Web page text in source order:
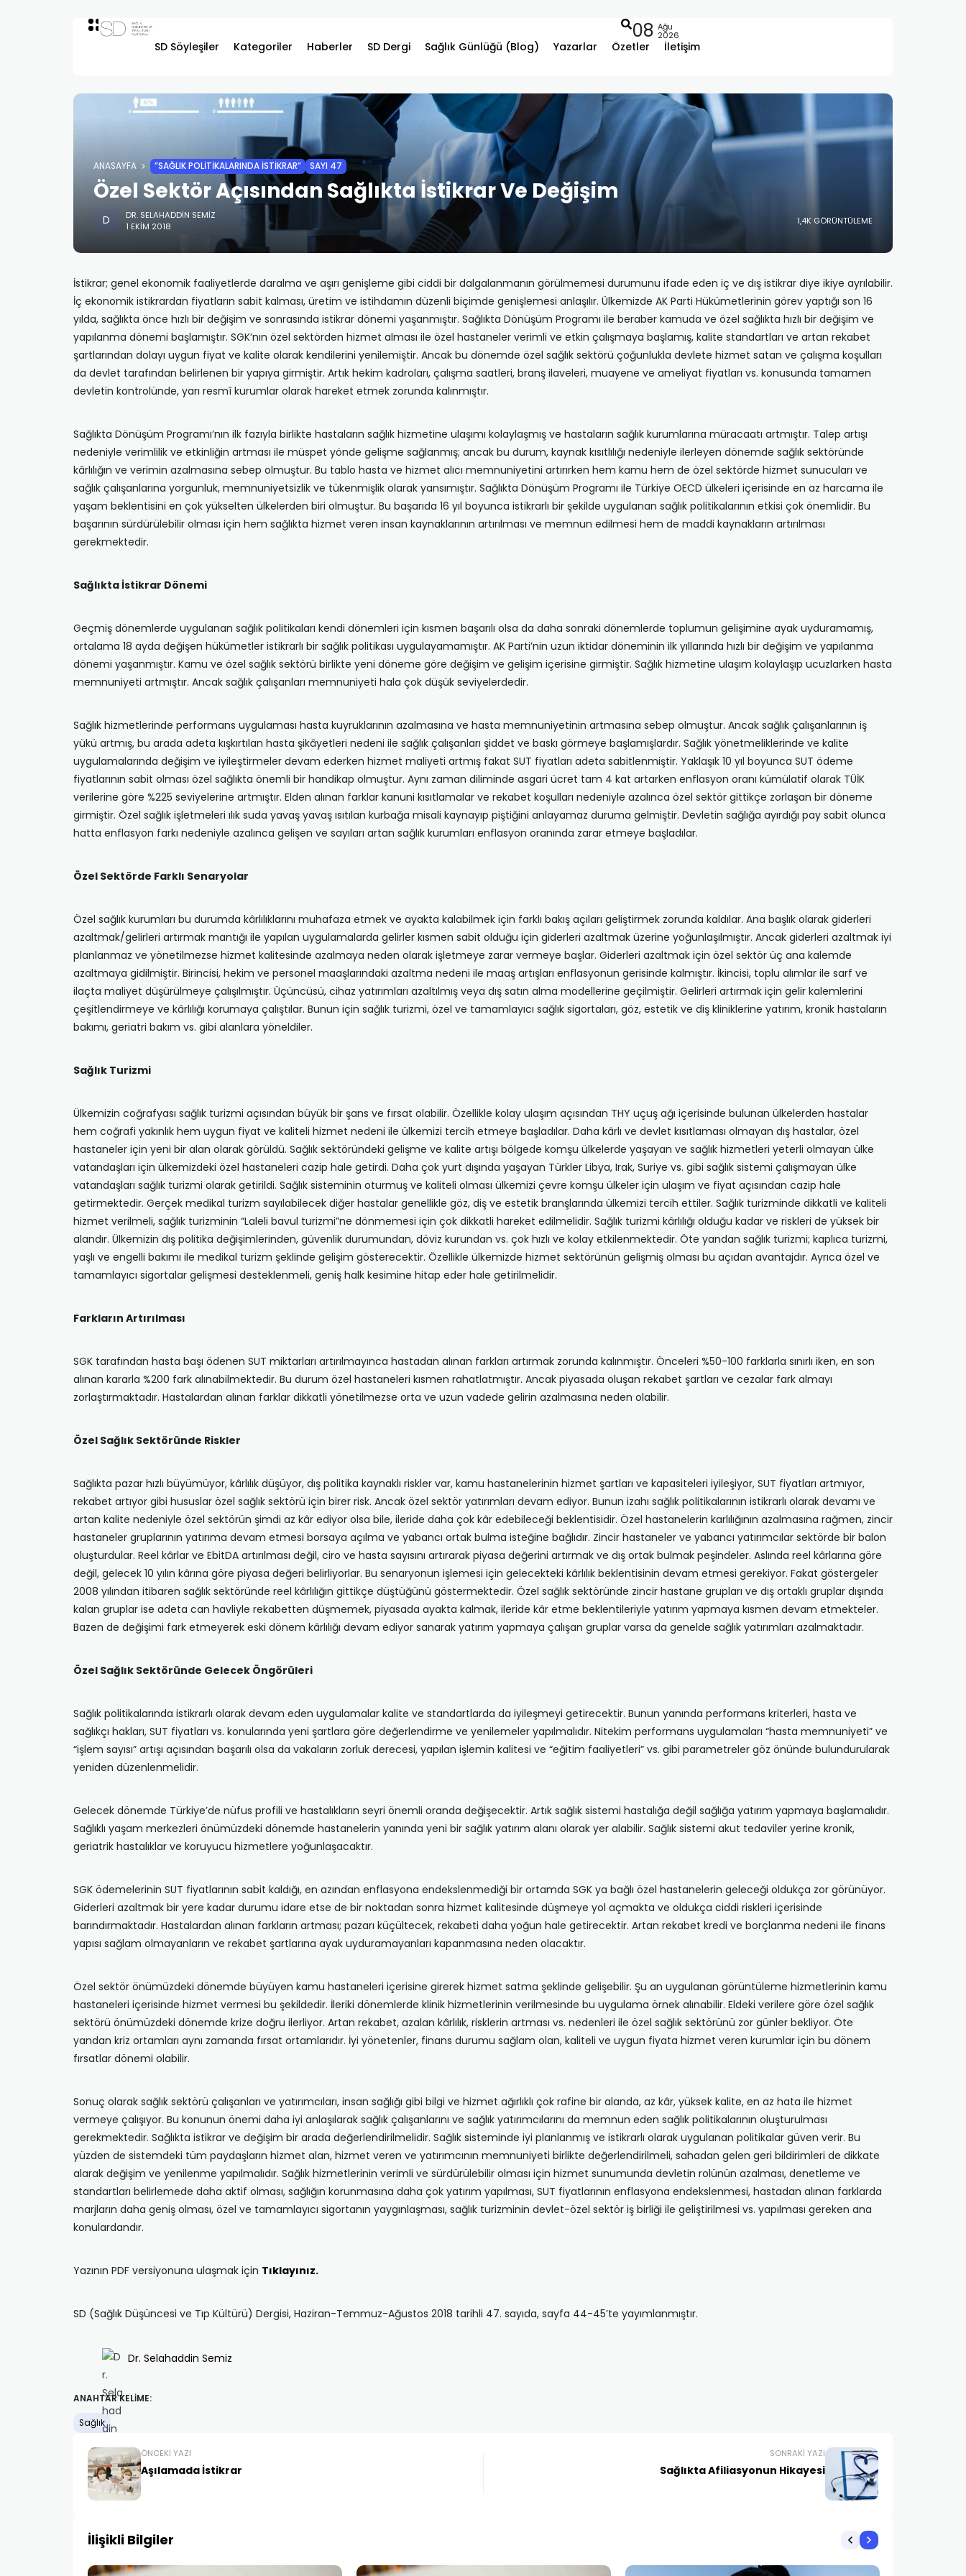
SD Söyleşiler Kategoriler Haberler SD Dergi Sağlık Günlüğü (Blog) Yazarlar Özetler İletişim
08 Ağu
2026
ANASAYFA ”SAĞLIK POLITIKALARINDA İSTIKRAR” SAYI 47
Özel Sektör Açısından Sağlıkta İstikrar Ve Değişim
DR. SELAHADDIN SEMIZ
1 EKIM 2018
1,4K GÖRÜNTÜLEME
İstikrar; genel ekonomik faaliyetlerde daralma ve aşırı genişleme gibi ciddi bir dalgalanmanın görülmemesi durumunu ifade eden iç ve dış istikrar diye ikiye ayrılabilir.
İç ekonomik istikrardan fiyatların sabit kalması, üretim ve istihdamın düzenli biçimde genişlemesi anlaşılır. Ülkemizde AK Parti Hükümetlerinin görev yaptığı son 16
yılda, sağlıkta önce hızlı bir değişim ve sonrasında istikrar dönemi yaşanmıştır. Sağlıkta Dönüşüm Programı ile beraber kamuda ve özel sağlıkta hızlı bir değişim ve
yapılanma dönemi başlamıştır. SGK’nın özel sektörden hizmet alması ile özel hastaneler verimli ve etkin çalışmaya başlamış, kalite standartları ve artan rekabet
şartlarından dolayı uygun fiyat ve kalite olarak kendilerini yenilemiştir. Ancak bu dönemde özel sağlık sektörü çoğunlukla devlete hizmet satan ve çalışma koşulları
da devlet tarafından belirlenen bir yapıya girmiştir. Artık hekim kadroları, çalışma saatleri, branş ilaveleri, muayene ve ameliyat fiyatları vs. konusunda tamamen
devletin kontrolünde, yarı resmî kurumlar olarak hareket etmek zorunda kalınmıştır.
Sağlıkta Dönüşüm Programı’nın ilk fazıyla birlikte hastaların sağlık hizmetine ulaşımı kolaylaşmış ve hastaların sağlık kurumlarına müracaatı artmıştır. Talep artışı
nedeniyle verimlilik ve etkinliğin artması ile müspet yönde gelişme sağlanmış; ancak bu durum, kaynak kısıtlılığı nedeniyle ilerleyen dönemde sağlık sektöründe
kârlılığın ve verimin azalmasına sebep olmuştur. Bu tablo hasta ve hizmet alıcı memnuniyetini artırırken hem kamu hem de özel sektörde hizmet sunucuları ve
sağlık çalışanlarına yorgunluk, memnuniyetsizlik ve tükenmişlik olarak yansımıştır. Sağlıkta Dönüşüm Programı ile Türkiye OECD ülkeleri içerisinde en az harcama ile
yaşam beklentisini en çok yükselten ülkelerden biri olmuştur. Bu başarıda 16 yıl boyunca istikrarlı bir şekilde uygulanan sağlık politikalarının etkisi çok önemlidir. Bu
başarının sürdürülebilir olması için hem sağlıkta hizmet veren insan kaynaklarının artırılması ve memnun edilmesi hem de maddi kaynakların artırılması
gerekmektedir.
Sağlıkta İstikrar Dönemi
Geçmiş dönemlerde uygulanan sağlık politikaları kendi dönemleri için kısmen başarılı olsa da daha sonraki dönemlerde toplumun gelişimine ayak uyduramamış,
ortalama 18 ayda değişen hükümetler istikrarlı bir sağlık politikası uygulayamamıştır. AK Parti’nin uzun iktidar döneminin ilk yıllarında hızlı bir değişim ve yapılanma
dönemi yaşanmıştır. Kamu ve özel sağlık sektörü birlikte yeni döneme göre değişim ve gelişim içerisine girmiştir. Sağlık hizmetine ulaşım kolaylaşıp ucuzlarken hasta
memnuniyeti artmıştır. Ancak sağlık çalışanları memnuniyeti hala çok düşük seviyelerdedir.
Sağlık hizmetlerinde performans uygulaması hasta kuyruklarının azalmasına ve hasta memnuniyetinin artmasına sebep olmuştur. Ancak sağlık çalışanlarının iş
yükü artmış, bu arada adeta kışkırtılan hasta şikâyetleri nedeni ile sağlık çalışanları şiddet ve baskı görmeye başlamışlardır. Sağlık yönetmeliklerinde ve kalite
uygulamalarında değişim ve iyileştirmeler devam ederken hizmet maliyeti artmış fakat SUT fiyatları adeta sabitlenmiştir. Yaklaşık 10 yıl boyunca SUT ödeme
fiyatlarının sabit olması özel sağlıkta önemli bir handikap olmuştur. Aynı zaman diliminde asgari ücret tam 4 kat artarken enflasyon oranı kümülatif olarak TÜİK
verilerine göre %225 seviyelerine artmıştır. Elden alınan farklar kanuni kısıtlamalar ve rekabet koşulları nedeniyle azalınca özel sektör gittikçe zorlaşan bir döneme
girmiştir. Özel sağlık işletmeleri ılık suda yavaş yavaş ısıtılan kurbağa misali kaynayıp piştiğini anlayamaz duruma gelmiştir. Devletin sağlığa ayırdığı pay sabit olunca
hatta enflasyon farkı nedeniyle azalınca gelişen ve sayıları artan sağlık kurumları enflasyon oranında zarar etmeye başladılar.
Özel Sektörde Farklı Senaryolar
Özel sağlık kurumları bu durumda kârlılıklarını muhafaza etmek ve ayakta kalabilmek için farklı bakış açıları geliştirmek zorunda kaldılar. Ana başlık olarak giderleri
azaltmak/gelirleri artırmak mantığı ile yapılan uygulamalarda gelirler kısmen sabit olduğu için giderleri azaltmak üzerine yoğunlaşılmıştır. Ancak giderleri azaltmak iyi
planlanmaz ve yönetilmezse hizmet kalitesinde azalmaya neden olarak işletmeye zarar vermeye başlar. Giderleri azaltmak için özel sektör üç ana kalemde
azaltmaya gidilmiştir. Birincisi, hekim ve personel maaşlarındaki azaltma nedeni ile maaş artışları enflasyonun gerisinde kalmıştır. İkincisi, toplu alımlar ile sarf ve
ilaçta maliyet düşürülmeye çalışılmıştır. Üçüncüsü, cihaz yatırımları azaltılmış veya dış satın alma modellerine geçilmiştir. Gelirleri artırmak için gelir kalemlerini
çeşitlendirmeye ve kârlılığı korumaya çalıştılar. Bunun için sağlık turizmi, özel ve tamamlayıcı sağlık sigortaları, göz, estetik ve diş kliniklerine yatırım, kronik hastaların
bakımı, geriatri bakım vs. gibi alanlara yöneldiler.
Sağlık Turizmi
Ülkemizin coğrafyası sağlık turizmi açısından büyük bir şans ve fırsat olabilir. Özellikle kolay ulaşım açısından THY uçuş ağı içerisinde bulunan ülkelerden hastalar
hem coğrafi yakınlık hem uygun fiyat ve kaliteli hizmet nedeni ile ülkemizi tercih etmeye başladılar. Daha kârlı ve devlet kısıtlaması olmayan dış hastalar, özel
hastaneler için yeni bir alan olarak görüldü. Sağlık sektöründeki gelişme ve kalite artışı bölgede komşu ülkelerde yaşayan ve sağlık hizmetleri yeterli olmayan ülke
vatandaşları için ülkemizdeki özel hastaneleri cazip hale getirdi. Daha çok yurt dışında yaşayan Türkler Libya, Irak, Suriye vs. gibi sağlık sistemi çalışmayan ülke
vatandaşları sağlık turizmi olarak getirildi. Sağlık sisteminin oturmuş ve kaliteli olması ülkemizi çevre komşu ülkeler için ulaşım ve fiyat açısından cazip hale
getirmektedir. Gerçek medikal turizm sayılabilecek diğer hastalar genellikle göz, diş ve estetik branşlarında ülkemizi tercih ettiler. Sağlık turizminde dikkatli ve kaliteli
hizmet verilmeli, sağlık turizminin “Laleli bavul turizmi”ne dönmemesi için çok dikkatli hareket edilmelidir. Sağlık turizmi kârlılığı olduğu kadar ve riskleri de yüksek bir
alandır. Ülkemizin dış politika değişimlerinden, güvenlik durumundan, döviz kurundan vs. çok hızlı ve kolay etkilenmektedir. Öte yandan sağlık turizmi; kaplıca turizmi,
yaşlı ve engelli bakımı ile medikal turizm şeklinde gelişim gösterecektir. Özellikle ülkemizde hizmet sektörünün gelişmiş olması bu açıdan avantajdır. Ayrıca özel ve
tamamlayıcı sigortalar gelişmesi desteklenmeli, geniş halk kesimine hitap eder hale getirilmelidir.
Farkların Artırılması
SGK tarafından hasta başı ödenen SUT miktarları artırılmayınca hastadan alınan farkları artırmak zorunda kalınmıştır. Önceleri %50-100 farklarla sınırlı iken, en son
alınan kararla %200 fark alınabilmektedir. Bu durum özel hastaneleri kısmen rahatlatmıştır. Ancak piyasada oluşan rekabet şartları ve cezalar fark almayı
zorlaştırmaktadır. Hastalardan alınan farklar dikkatli yönetilmezse orta ve uzun vadede gelirin azalmasına neden olabilir.
Özel Sağlık Sektöründe Riskler
Sağlıkta pazar hızlı büyümüyor, kârlılık düşüyor, dış politika kaynaklı riskler var, kamu hastanelerinin hizmet şartları ve kapasiteleri iyileşiyor, SUT fiyatları artmıyor,
rekabet artıyor gibi hususlar özel sağlık sektörü için birer risk. Ancak özel sektör yatırımları devam ediyor. Bunun izahı sağlık politikalarının istikrarlı olarak devamı ve
artan kalite nedeniyle özel sektörün şimdi az kâr ediyor olsa bile, ileride daha çok kâr edebileceği beklentisidir. Özel hastanelerin karlılığının azalmasına rağmen, zincir
hastaneler gruplarının yatırıma devam etmesi borsaya açılma ve yabancı ortak bulma isteğine bağlıdır. Zincir hastaneler ve yabancı yatırımcılar sektörde bir balon
oluşturdular. Reel kârlar ve EbitDA artırılması değil, ciro ve hasta sayısını artırarak piyasa değerini artırmak ve dış ortak bulmak peşindeler. Aslında reel kârlarına göre
değil, gelecek 10 yılın kârına göre piyasa değeri belirliyorlar. Bu senaryonun işlemesi için gelecekteki kârlılık beklentisinin devam etmesi gerekiyor. Fakat göstergeler
2008 yılından itibaren sağlık sektöründe reel kârlılığın gittikçe düştüğünü göstermektedir. Özel sağlık sektöründe zincir hastane grupları ve dış ortaklı gruplar dışında
kalan gruplar ise adeta can havliyle rekabetten düşmemek, piyasada ayakta kalmak, ileride kâr etme beklentileriyle yatırım yapmaya kısmen devam etmekteler.
Bazen de değişimi fark etmeyerek eski dönem kârlılığı devam ediyor sanarak yatırım yapmaya çalışan gruplar varsa da genelde sağlık yatırımları azalmaktadır.
Özel Sağlık Sektöründe Gelecek Öngörüleri
Sağlık politikalarında istikrarlı olarak devam eden uygulamalar kalite ve standartlarda da iyileşmeyi getirecektir. Bunun yanında performans kriterleri, hasta ve
sağlıkçı hakları, SUT fiyatları vs. konularında yeni şartlara göre değerlendirme ve yenilemeler yapılmalıdır. Nitekim performans uygulamaları “hasta memnuniyeti” ve
“işlem sayısı” artışı açısından başarılı olsa da vakaların zorluk derecesi, yapılan işlemin kalitesi ve “eğitim faaliyetleri” vs. gibi parametreler göz önünde bulundurularak
yeniden düzenlenmelidir.
Gelecek dönemde Türkiye’de nüfus profili ve hastalıkların seyri önemli oranda değişecektir. Artık sağlık sistemi hastalığa değil sağlığa yatırım yapmaya başlamalıdır.
Sağlıklı yaşam merkezleri önümüzdeki dönemde hastanelerin yanında yeni bir sağlık yatırım alanı olarak yer alabilir. Sağlık sistemi akut tedaviler yerine kronik,
geriatrik hastalıklar ve koruyucu hizmetlere yoğunlaşacaktır.
SGK ödemelerinin SUT fiyatlarının sabit kaldığı, en azından enflasyona endekslenmediği bir ortamda SGK ya bağlı özel hastanelerin geleceği oldukça zor görünüyor.
Giderleri azaltmak bir yere kadar durumu idare etse de bir noktadan sonra hizmet kalitesinde düşmeye yol açmakta ve oldukça ciddi riskleri içerisinde
barındırmaktadır. Hastalardan alınan farkların artması; pazarı küçültecek, rekabeti daha yoğun hale getirecektir. Artan rekabet kredi ve borçlanma nedeni ile finans
yapısı sağlam olmayanların ve rekabet şartlarına ayak uyduramayanları kapanmasına neden olacaktır.
Özel sektör önümüzdeki dönemde büyüyen kamu hastaneleri içerisine girerek hizmet satma şeklinde gelişebilir. Şu an uygulanan görüntüleme hizmetlerinin kamu
hastaneleri içerisinde hizmet vermesi bu şekildedir. İleriki dönemlerde klinik hizmetlerinin verilmesinde bu uygulama örnek alınabilir. Eldeki verilere göre özel sağlık
sektörü önümüzdeki dönemde krize doğru ilerliyor. Artan rekabet, azalan kârlılık, risklerin artması vs. nedenleri ile özel sağlık sektörünü zor günler bekliyor. Öte
yandan kriz ortamları aynı zamanda fırsat ortamlarıdır. İyi yönetenler, finans durumu sağlam olan, kaliteli ve uygun fiyata hizmet veren kurumlar için bu dönem
fırsatlar dönemi olabilir.
Sonuç olarak sağlık sektörü çalışanları ve yatırımcıları, insan sağlığı gibi bilgi ve hizmet ağırlıklı çok rafine bir alanda, az kâr, yüksek kalite, en az hata ile hizmet
vermeye çalışıyor. Bu konunun önemi daha iyi anlaşılarak sağlık çalışanlarını ve sağlık yatırımcılarını da memnun eden sağlık politikalarının oluşturulması
gerekmektedir. Sağlıkta istikrar ve değişim bir arada değerlendirilmelidir. Sağlık sisteminde iyi planlanmış ve istikrarlı olarak uygulanan politikalar güven verir. Bu
yüzden de sistemdeki tüm paydaşların hizmet alan, hizmet veren ve yatırımcının memnuniyeti birlikte değerlendirilmeli, sahadan gelen geri bildirimleri de dikkate
alarak değişim ve yenilenme yapılmalıdır. Sağlık hizmetlerinin verimli ve sürdürülebilir olması için hizmet sunumunda devletin rolünün azalması, denetleme ve
standartları belirlemede daha aktif olması, sağlığın korunmasına daha çok yatırım yapılması, SUT fiyatlarının enflasyona endekslenmesi, hastadan alınan farklarda
marjların daha geniş olması, özel ve tamamlayıcı sigortanın yaygınlaşması, sağlık turizminin devlet-özel sektör iş birliği ile geliştirilmesi vs. yapılması gereken ana
konulardandır.
Yazının PDF versiyonuna ulaşmak için Tıklayınız.
SD (Sağlık Düşüncesi ve Tıp Kültürü) Dergisi, Haziran-Temmuz-Ağustos 2018 tarihli 47. sayıda, sayfa 44-45’te yayımlanmıştır.
Dr. Selahaddin Semiz
ANAHTAR KELIME:
Sağlık
ÖNCEKI YAZI
Aşılamada İstikrar
SONRAKI YAZI
Sağlıkta Afiliasyonun Hikayesi
İlişikli Bilgiler